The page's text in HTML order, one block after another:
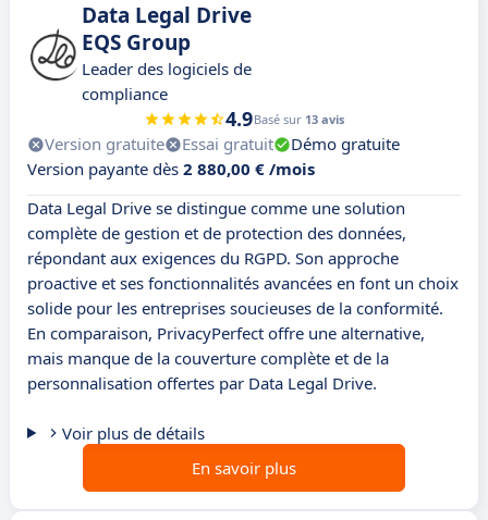
Data Legal Drive
EQS Group
Leader des logiciels de
compliance
4.9Basé sur 13 avis
Version gratuite Essai gratuit
Démo gratuite
Version payante dès 2 880,00 € /mois
Data Legal Drive se distingue comme une solution
complète de gestion et de protection des données,
répondant aux exigences du RGPD. Son approche
proactive et ses fonctionnalités avancées en font un choix
solide pour les entreprises soucieuses de la conformité.
En comparaison, PrivacyPerfect offre une alternative,
mais manque de la couverture complète et de la
personnalisation offertes par Data Legal Drive.
Voir plus de détails
En savoir plus